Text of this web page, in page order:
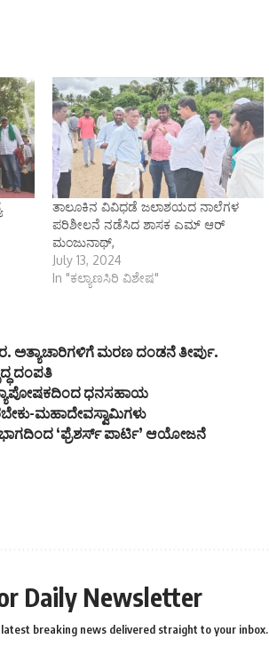
ತಾಲೂಕಿನ ವಿವಿಧಡೆ ಜಲಾಶಯದ ನಾಲೆಗಳ
ಪರಿಶೀಲನೆ ನಡೆಸಿದ ಶಾಸಕ ಎಮ್ ಆರ್
ಮಂಜುನಾಥ್,
July 13, 2024
In "ಕಲ್ಯಾಣಸಿರಿ ವಿಶೇಷ"
ಅತ್ಯಾಚಾರಿಗಳಿಗೆ ಮರಣ ದಂಡನೆ ತೀರ್ಪು.
ದಂಪತಿ
ಧನಸಹಾಯ
ಮಹಾದೇವಸ್ವಾಮಿಗಳು
‘ಫ್ರೆಶರ್ಸ್ ಪಾರ್ಟಿ’ ಆಯೋಜನೆ
Daily Newsletter
breaking news delivered straight to your inbox.